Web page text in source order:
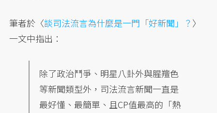
筆者於〈談司法流言為什麼是一門「好新聞」？ 〉
一文中指出：
除了政治鬥爭、明星八卦外與腥羶色
等新聞類型外，司法流言新聞一直是
最好懂、最簡單、且CP值最高的「熱